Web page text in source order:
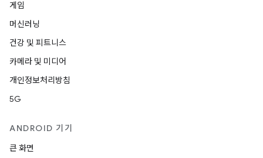
게임
머신러닝
건강 및 피트니스
카메라 및 미디어
개인정보처리방침
5G
ANDROID 기기
큰 화면